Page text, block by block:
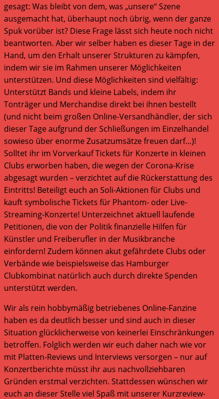
gesagt: Was bleibt von dem, was „unsere“ Szene
ausgemacht hat, überhaupt noch übrig, wenn der ganze
Spuk vorüber ist? Diese Frage lässt sich heute noch nicht
beantworten. Aber wir selber haben es dieser Tage in der
Hand, um den Erhalt unserer Strukturen zu kämpfen,
indem wir sie im Rahmen unserer Möglichkeiten
unterstützen. Und diese Möglichkeiten sind vielfältig:
Unterstützt Bands und kleine Labels, indem ihr
Tonträger und Merchandise direkt bei ihnen bestellt
(und nicht beim großen Online-Versandhändler, der sich
dieser Tage aufgrund der Schließungen im Einzelhandel
sowieso über enorme Zusatzumsätze freuen darf…)!
Solltet ihr im Vorverkauf Tickets für Konzerte in kleinen
Clubs erworben haben, die wegen der Corona-Krise
abgesagt wurden – verzichtet auf die Rückerstattung des
Eintritts! Beteiligt euch an Soli-Aktionen für Clubs und
kauft symbolische Tickets für Phantom- oder Live-
Streaming-Konzerte! Unterzeichnet aktuell laufende
Petitionen, die von der Politik finanzielle Hilfen für
Künstler und Freiberufler in der Musikbranche
einfordern! Zudem können akut gefährdete Clubs oder
Verbände wie beispielsweise das Hamburger
Clubkombinat natürlich auch durch direkte Spenden
unterstützt werden.
Wir als rein hobbymäßig betriebenes Online-Fanzine
haben es da deutlich besser und sind auch in dieser
Situation glücklicherweise von keinerlei Einschränkungen
betroffen. Folglich werden wir euch daher nach wie vor
mit Platten-Reviews und Interviews versorgen – nur auf
Konzertberichte müsst ihr aus nachvollziehbaren
Gründen erstmal verzichten. Stattdessen wünschen wir
euch an dieser Stelle viel Spaß mit unserer Kurzreview-